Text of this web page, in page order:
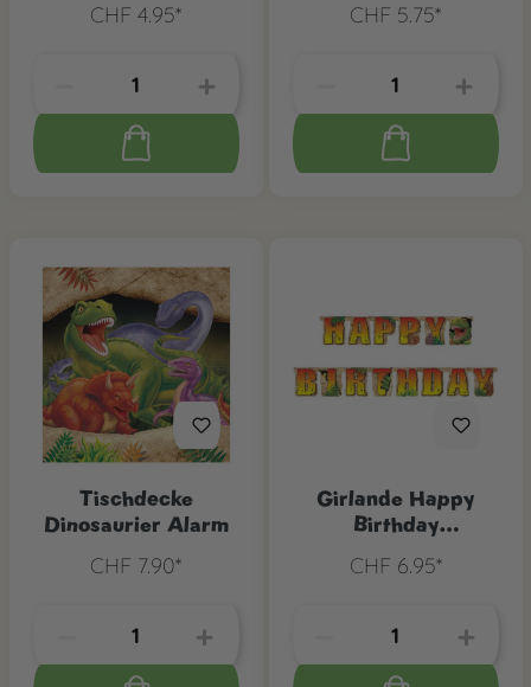
CHF 4.95*
CHF 5.75*
Tischdecke
Dinosaurier Alarm
CHF 7.90*
Girlande Happy
Birthday
Stk.
CHF 6.95*